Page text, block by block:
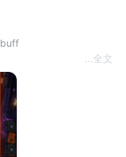
buff
理上手。然后用升级卡
就行了。如果0费抽卡没
全文